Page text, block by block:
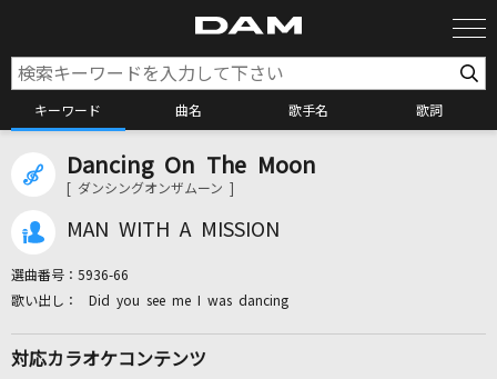
キーワード 曲名 歌手名 歌詞
カラオケ検索
Dancing On The Moon
[ ダンシングオンザムーン ]
MAN WITH A MISSION
選曲番号： 5936-66
Did you see me I was dancing
対応カラオケコンテンツ